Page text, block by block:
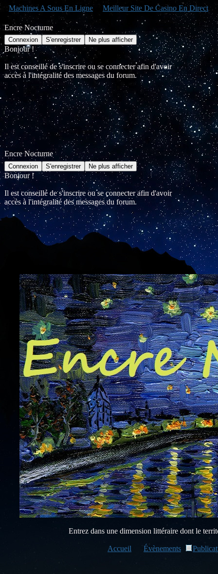
Machines A Sous En Ligne Meilleur Site De Casino En Direct
Encre Nocturne
Bonjour !
Il est conseillé de s'inscrire ou se connecter afin d'avoir
accès à l'intégralité des messages du forum.
Encre Nocturne
Bonjour !
Il est conseillé de s'inscrire ou se connecter afin d'avoir
accès à l'intégralité des messages du forum.
Entrez dans une dimension littéraire dont le
Accueil Évènements